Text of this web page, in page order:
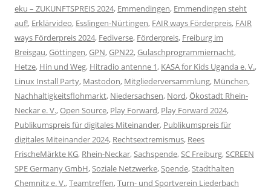
eku – ZUKUNFTSPREIS 2024, Emmendingen, Emmendingen steht
auf!, Erklärvideo, Esslingen-Nürtingen, FAIR ways Förderpreis, FAIR
ways Förderpreis 2024, Fediverse, Förderpreis, Freiburg im
Breisgau,Göttingen,GPN,GPN22,Gulaschprogrammiernacht,
Hetze, Hin und Weg, Hitradio antenne 1, KASA for Kids Uganda e. V.,
Linux Install Party, Mastodon, Mitgliederversammlung, München,
Nachhaltigkeitsflohmarkt, Niedersachsen, Nord,Ökostadt Rhein-
Neckar e. V.,Open Source, Play Forward, Play Forward 2024,
Publikumspreis für digitales Miteinander, Publikumspreis für
digitales Miteinander 2024, Rechtsextremismus, Rees
FrischeMärkte KG, Rhein-Neckar,Sachspende,SC Freiburg,SCREEN
SPE Germany GmbH,Soziale Netzwerke,Spende,Stadthalten
Chemnitz e. V.,Teamtreffen,Turn- und Sportverein Liederbach